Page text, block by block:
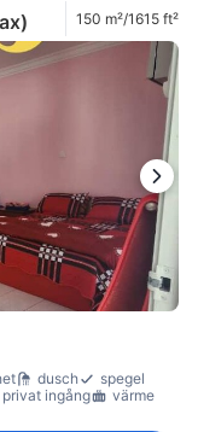
150 m²/1615 ft²
dusch
spegel
privat ingång
värme